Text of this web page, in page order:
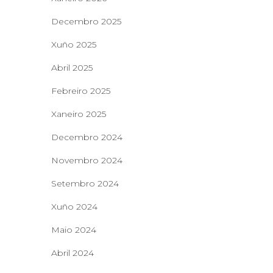
Decembro 2025
Xuño 2025
Abril 2025
Febreiro 2025
Xaneiro 2025
Decembro 2024
Novembro 2024
Setembro 2024
Xuño 2024
Maio 2024
Abril 2024